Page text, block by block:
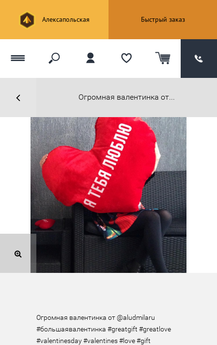
Алексапольская Быстрый заказ
Огромная валентинка от...
Огромная валентинка от @aludmilaru
#большаявалентинка #greatgift #greatlove
#valentinesday #valentines #love #gift